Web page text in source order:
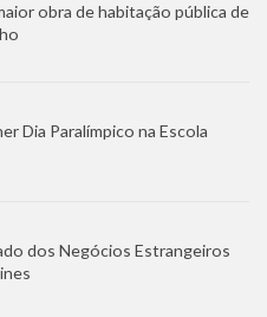
obra de habitação pública de
Dia Paralímpico na Escola
dos Negócios Estrangeiros